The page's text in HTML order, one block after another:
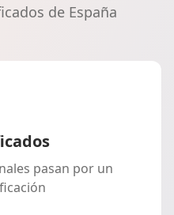
de España
pasan por un